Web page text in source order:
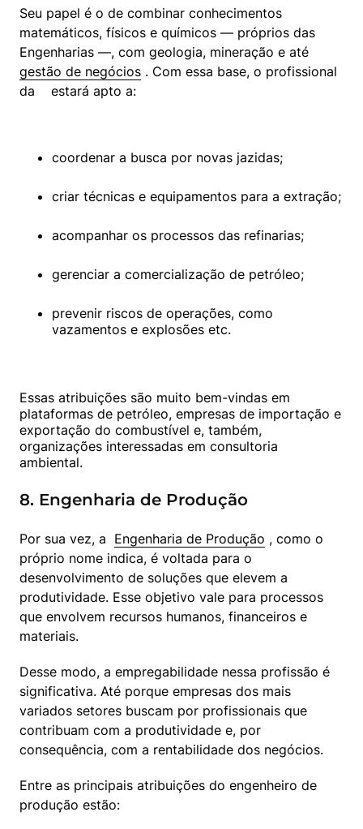
Seu papel é o de combinar conhecimentos
matemáticos, físicos e químicos — próprios das
gestão de negócios . Com essa base, o profissional
da
  estará apto a:
coordenar a busca por novas jazidas;
criar técnicas e equipamentos para a extração;
acompanhar os processos das refinarias;
gerenciar a comercialização de petróleo;
prevenir riscos de operações, como
vazamentos e explosões etc.
Essas atribuições são muito bem-vindas em
plataformas de petróleo, empresas de importação e
exportação do combustível e, também,
organizações interessadas em consultoria
ambiental.
8. Engenharia de Produção
Por sua vez, a Engenharia de Produção , como o
próprio nome indica, é voltada para o
desenvolvimento de soluções que elevem a
produtividade. Esse objetivo vale para processos
que envolvem recursos humanos, financeiros e
materiais.
Desse modo, a empregabilidade nessa profissão é
significativa. Até porque empresas dos mais
variados setores buscam por profissionais que
contribuam com a produtividade e, por
consequência, com a rentabilidade dos negócios.
Entre as principais atribuições do engenheiro de
produção estão: